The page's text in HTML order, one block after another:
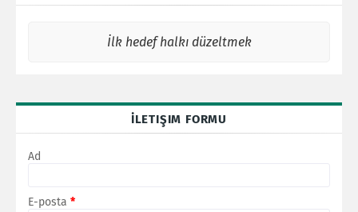
İlk hedef halkı düzeltmek
İLETIŞIM FORMU
Ad
E-posta *